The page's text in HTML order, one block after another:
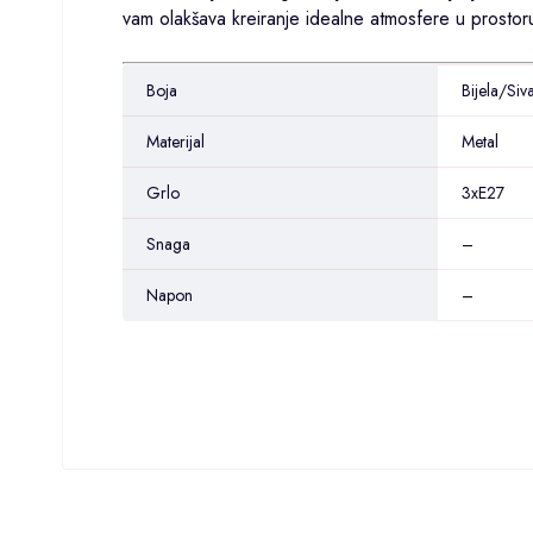
vam olakšava kreiranje idealne atmosfere u
Boja Bijela/
Materijal Metal
Grlo 3xE27
Snaga –
Napon –